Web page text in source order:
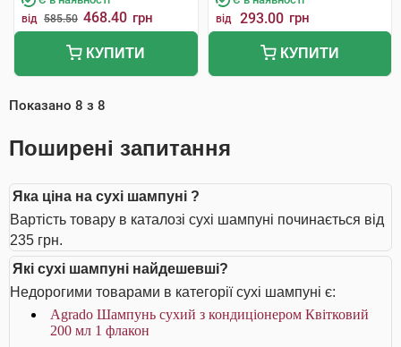
від 585.50 468.40 грн
КУПИТИ
від 293.00 грн
КУПИТИ
Показано 8 з 8
Поширені запитання
Яка ціна на сухі шампуні ?
Вартість товару в каталозі сухі шампуні починається від
235 грн.
Які сухі шампуні найдешевші?
Недорогими товарами в категорії сухі шампуні є:
Agrado Шампунь сухий з кондиціонером Квітковий
200 мл 1 флакон